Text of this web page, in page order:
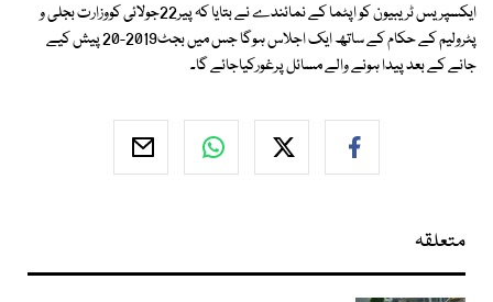
ایکسپریس ٹریبیون کو اپٹما کے نمائندے نے بتایا کہ پیر22جولائی کووزارت بجلی و
پٹرولیم کے حکام کے ساتھ ایک اجلاس ہوگا جس میں بجٹ2019-20 پیش کیے
جانے کے بعد پیدا ہونے والے مسائل پرغورکیاجائے گا۔
متعلقہ